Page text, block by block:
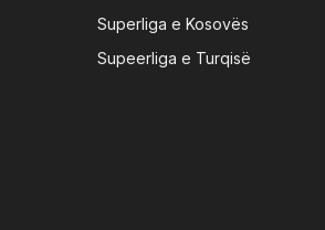
Superliga e Kosovës
Supeerliga e Turqisë